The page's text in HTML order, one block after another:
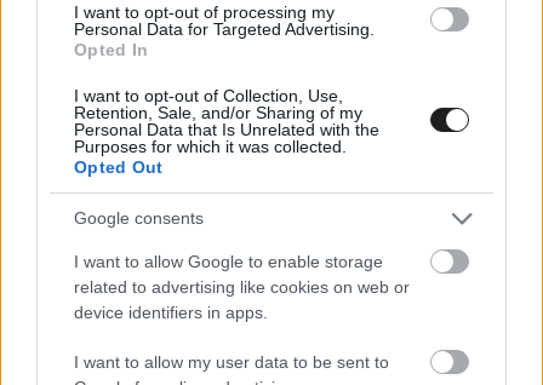
I want to opt-out of processing my
Personal Data for Targeted Advertising.
Opted In
I want to opt-out of Collection, Use,
Retention, Sale, and/or Sharing of my
Personal Data that Is Unrelated with the
Purposes for which it was collected.
Opted Out
Google consents
I want to allow Google to enable storage
related to advertising like cookies on web or
device identifiers in apps.
I want to allow my user data to be sent to
13 #26 Konrad Dabrowski (POL) KTM 450 Rally
(Rally2) +4:22:38
13 #28 Nerimantas Jucius (LTU) Honda CRF 450
Rally (Rally2) +4:30:47
14 #57 Khaliunbold Erdenebileg (ARM) KTM 450
Rally (Rally2) +4:43:04
15 #98 Mason Klein (USA) Hoto 450 Rally
+4:51:28
(Rally2) +5:15:33